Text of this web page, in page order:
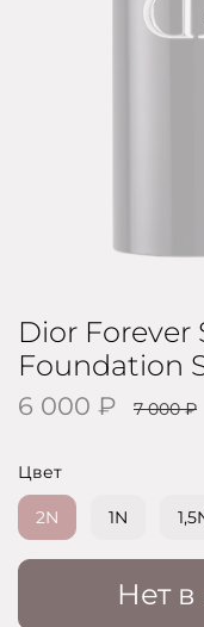
Dior
Foundation
6 000 ₽ 7 000 ₽
Нет
Цвет
2N 1N